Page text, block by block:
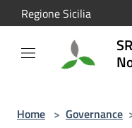
Salta al contenuto principale
Regione Sicilia
Home > Governance